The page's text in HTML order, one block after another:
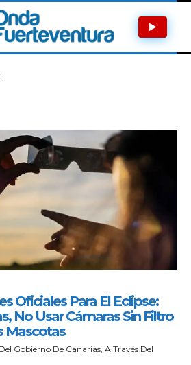
Oficiales Para El Eclipse:
No Usar Cámaras Sin Filtro
Mascotas
Gobierno De Canarias, A Través Del